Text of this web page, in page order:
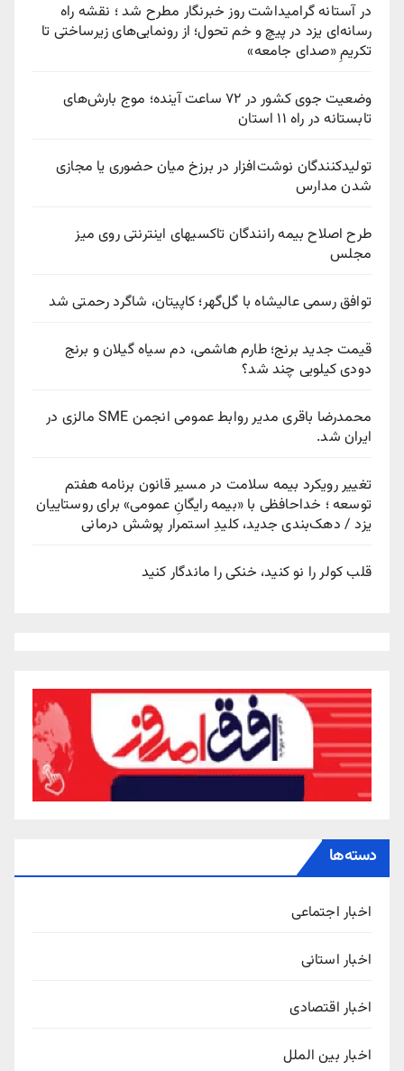
در آستانه گرامیداشت روز خبرنگار مطرح شد ؛ نقشه راه
رسانه‌ای یزد در پیچ‌ و خم تحول؛ از رونمایی‌های زیرساختی تا
تکریمِ «صدای جامعه»
وضعیت جوی کشور در ۷۲ ساعت آینده؛ موج بارش‌های
تابستانه در راه ۱۱ استان
تولیدکنندگان نوشت‌افزار در برزخ میان حضوری یا مجازی
شدن مدارس
طرح اصلاح بیمه رانندگان تاکسیهای اینترنتی روی میز
مجلس
توافق رسمی عالیشاه با گل‌گهر؛ کاپیتان، شاگرد رحمتی شد
قیمت جدید برنج؛ طارم هاشمی، دم سیاه گیلان و برنج
دودی کیلویی چند شد؟
محمدرضا باقری مدیر روابط عمومی انجمن SME مالزی در
ایران شد.
تغییر رویکرد بیمه سلامت در مسیر قانون برنامه هفتم
توسعه ؛ خداحافظی با «بیمه رایگانِ عمومی» برای روستاییان
یزد / دهک‌بندی جدید، کلیدِ استمرار پوشش درمانی
قلب کولر را نو کنید، خنکی را ماندگار کنید
دسته‌ها
اخبار اجتماعی
اخبار استانی
اخبار اقتصادی
اخبار بین الملل